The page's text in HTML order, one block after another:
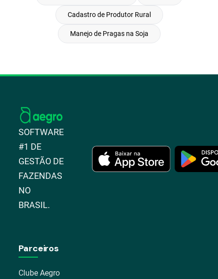
Cadastro de Produtor Rural
Manejo de Pragas na Soja
SOFTWARE
#1 DE
GESTÃO DE
FAZENDAS
NO
BRASIL.
Parceiros
Clube Aegro